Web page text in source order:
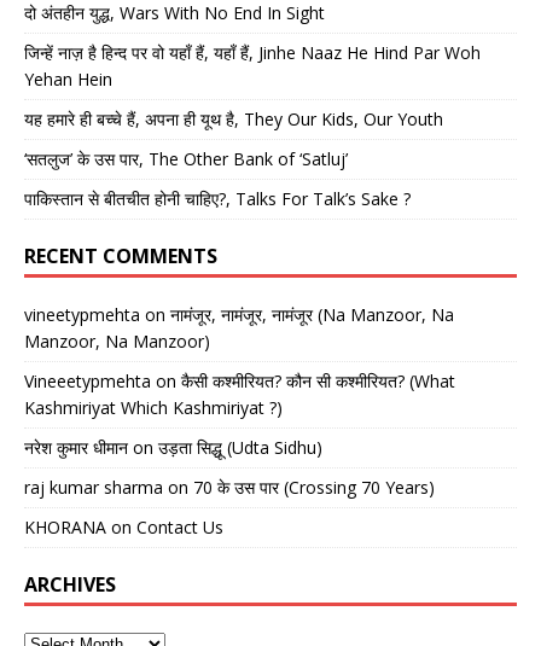
दो अंतहीन युद्ध, Wars With No End In Sight
जिन्हें नाज़ है हिन्द पर वो यहाँ हैं, यहाँ हैं, Jinhe Naaz He Hind Par Woh
Yehan Hein
यह हमारे ही बच्चे हैं, अपना ही यूथ है, They Our Kids, Our Youth
‘सतलुज’ के उस पार, The Other Bank of ‘Satluj’
पाकिस्तान से बीतचीत होनी चाहिए?, Talks For Talk’s Sake ?
RECENT COMMENTS
vineetypmehta on नामंजूर, नामंजूर, नामंजूर (Na Manzoor, Na
Manzoor, Na Manzoor)
Vineeetypmehta on कैसी कश्मीरियत? कौन सी कश्मीरियत? (What
Kashmiriyat Which Kashmiriyat ?)
नरेश कुमार धीमान on उड़ता सिद्धू (Udta Sidhu)
raj kumar sharma on 70 के उस पार (Crossing 70 Years)
KHORANA on Contact Us
ARCHIVES